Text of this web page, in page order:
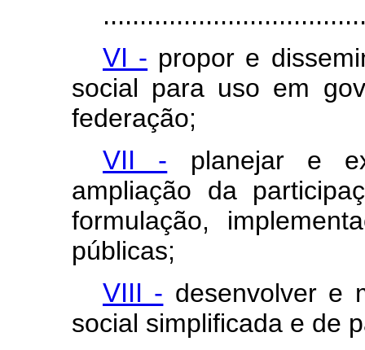
VI - propor e
social para uso em
federação;
VII - planejar e
ampliação da
formulação,
públicas;
VIII - desenvolver e
social simplificada e de